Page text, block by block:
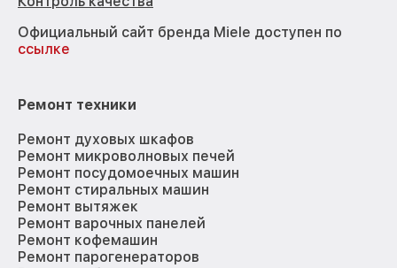
Официальный сайт бренда Miele доступен по
ссылке
Ремонт техники
Ремонт духовых шкафов
Ремонт микроволновых печей
Ремонт посудомоечных машин
Ремонт стиральных машин
Ремонт вытяжек
Ремонт варочных панелей
Ремонт кофемашин
Ремонт парогенераторов